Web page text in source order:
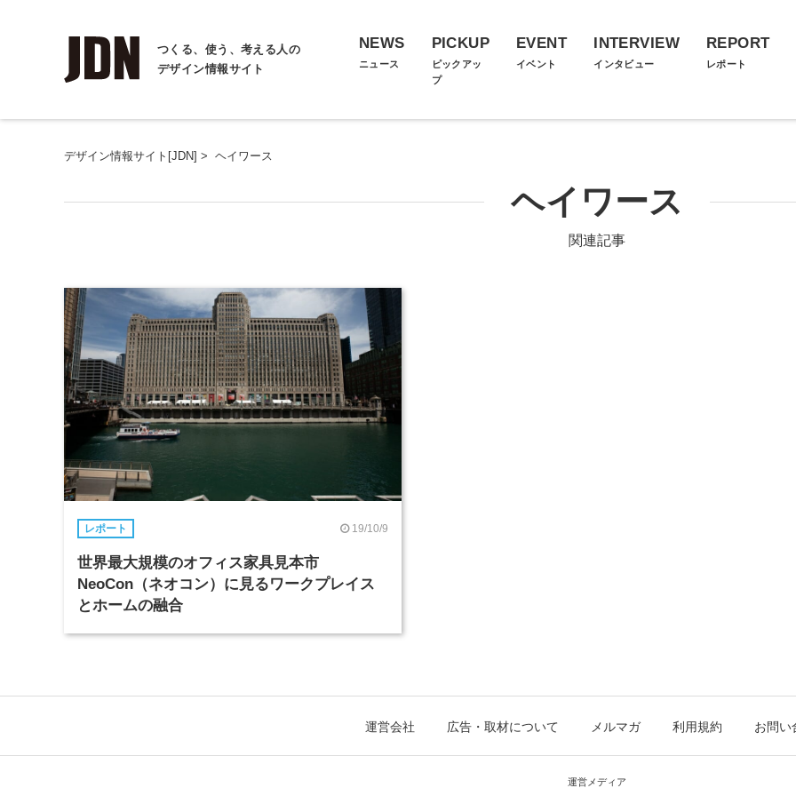
つくる、使う、考える人の
デザイン情報サイト
NEWS
ニュース
PICKUP
ピックアッ
プ
EVENT
イベント
INTERVIEW
インタビュー
REPORT
レポート
デザイン情報サイト[JDN] > ヘイワース
ヘイワース
関連記事
レポート 19/10/9
世界最大規模のオフィス家具見本市
NeoCon（ネオコン）に見るワークプレイス
とホームの融合
運営会社 広告・取材について メルマガ 利用規約 お問い
運営メディア